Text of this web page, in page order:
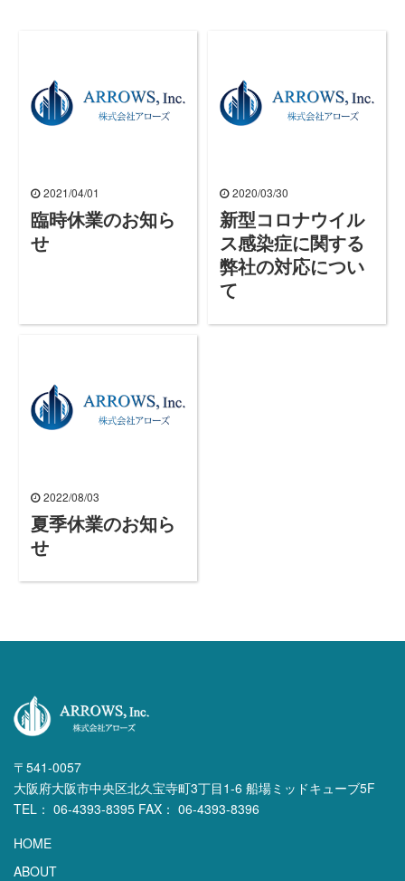
2021/04/01
臨時休業のお知ら
せ
2020/03/30
新型コロナウイル
ス感染症に関する
弊社の対応につい
て
2022/08/03
夏季休業のお知ら
せ
〒541-0057
大阪府大阪市中央区北久宝寺町3丁目1-6 船場ミッドキューブ5F
TEL： 06-4393-8395 FAX： 06-4393-8396
HOME
ABOUT